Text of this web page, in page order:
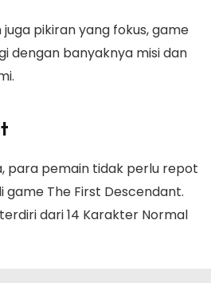
pikiran yang fokus, game
dengan banyaknya misi dan
para pemain tidak perlu repot
The First Descendant.
dari 14 Karakter Normal